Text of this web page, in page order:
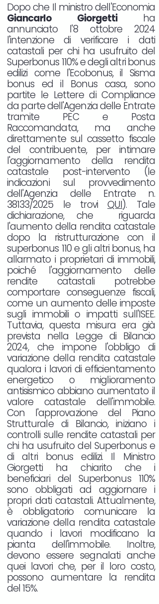
Dopo che Il ministro dell'Economia
Giancarlo Giorgettiha
annunciato l'8 ottobre 2024
l'intenzione di verificare i dati
catastali per chi ha usufruito del
Superbonus 110% e degli altri bonus
edilizi come l'Ecobonus, il Sisma
bonus ed il Bonus casa, sono
partite le Lettere di Compliance
da parte dell'Agenzia delle Entrate
tramite PEC e Posta
Raccomandata, ma anche
direttamente sul cassetto fiscale
del contribuente, per intimare
l'aggiornamento della rendita
catastale post-intervento (le
indicazioni sul provvedimento
dell'Agenzia delle Entrate n.
38133/2025 le troviQUI). Tale
dichiarazione, che riguarda
l'aumento della rendita catastale
dopo la ristrutturazione con il
superbonus 110 e gli altri bonus, ha
allarmato i proprietari di immobili,
poiché l'aggiornamento delle
rendite catastali potrebbe
comportare conseguenze fiscali,
come un aumento delle imposte
sugli immobili o impatti sull'ISEE.
Tuttavia, questa misura era già
prevista nella Legge di Bilancio
2024, che impone l'obbligo di
variazione della rendita catastale
qualora i lavori di efficientamento
energetico o miglioramento
antisismico abbiano aumentato il
valore catastale dell'immobile.
Con l'approvazione del Piano
Strutturale di Bilancio, iniziano i
controlli sulle rendite catastali per
chi ha usufruito del Superbonus e
di altri bonus edilizi. Il Ministro
Giorgetti ha chiarito che i
beneficiari del Superbonus 110%
sono obbligati ad aggiornare i
propri dati catastali. Attualmente,
è obbligatorio comunicare la
variazione della rendita catastale
quando i lavori modificano la
pianta dell'immobile. Inoltre,
devono essere segnalati anche
quei lavori che, per il loro costo,
possono aumentare la rendita
del 15%.